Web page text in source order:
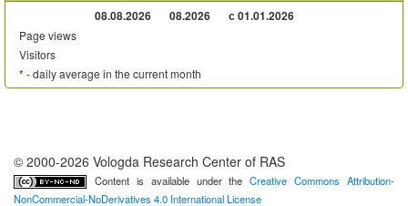
08.08.2026 08.2026 с 01.01.2026
Page views
Visitors
* - daily average in the current month
© 2000-2026 Vologda Research Center of RAS
Content is available under theCreative Commons Attribution-
NonCommercial-NoDerivatives 4.0 International License